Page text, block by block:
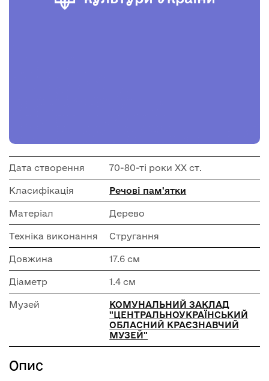
Дата створення 70-80-ті роки ХХ ст.
Класифікація Речові пам'ятки
Матеріал Дерево
Техніка виконання Стругання
Довжина 17.6 см
Діаметр 1.4 см
Музей
КОМУНАЛЬНИЙ ЗАКЛАД
"ЦЕНТРАЛЬНОУКРАЇНСЬКИЙ
ОБЛАСНИЙ КРАЄЗНАВЧИЙ
МУЗЕЙ"
Опис